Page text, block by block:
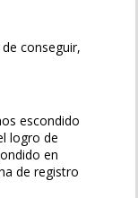
conseguir,
escondido
logro de
en
de registro